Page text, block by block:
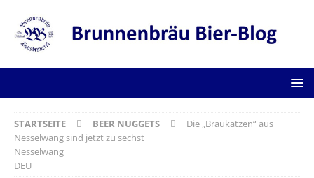
STARTSEITE BEER NUGGETS
Die „Braukatzen“ aus
Nesselwang sind jetzt zu sechst
Nesselwang
DEU